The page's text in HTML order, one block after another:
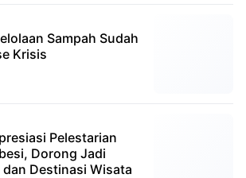
Sampah Sudah
Krisis
Pelestarian
Dorong Jadi
Destinasi Wisata